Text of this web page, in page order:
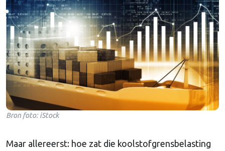
Bron foto: iStock
Maar allereerst: hoe zat die koolstofgrensbelasting